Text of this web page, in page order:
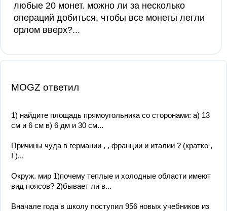
любые 20 монет. можно ли за несколько
операций добиться, чтобы все монеты легли
орлом вверх?...
MOGZ ответил
1) найдите площадь прямоугольника со сторонами: а) 13
см и 6 см в) 6 дм и 30 см...
Причины чуда в германии , , франции и италии ? (кратко ,
! )...
Окруж. мир 1)почему теплые и холодные области имеют
вид поясов? 2)бывает ли в...
Вначале года в школу поступил 956 новых учебников из